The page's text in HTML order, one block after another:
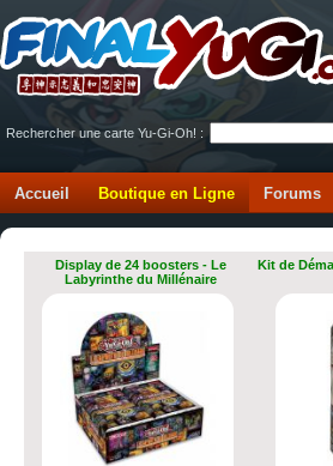
Rechercher une carte Yu-Gi-Oh! :
Accueil Boutique en Ligne Forums
Display de 24 boosters - Le
Labyrinthe du Millénaire
Kit de